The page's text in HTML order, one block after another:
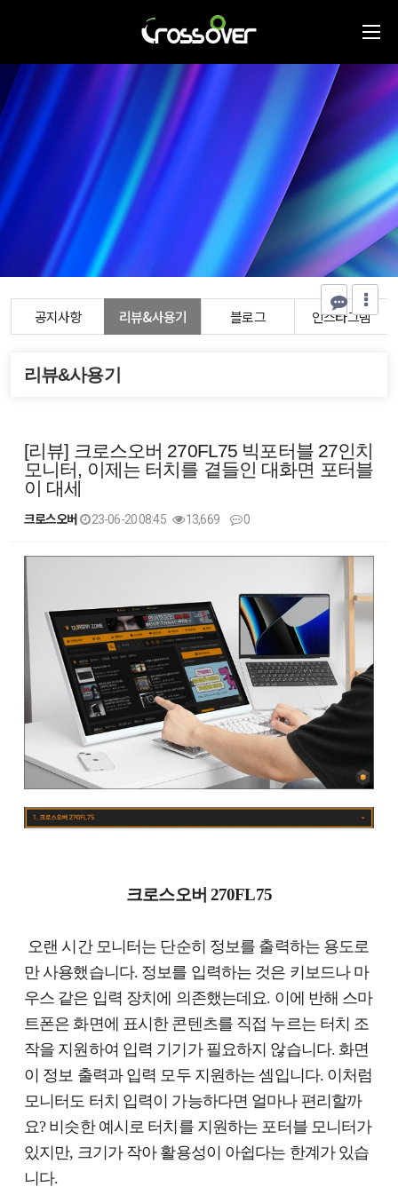
공지사항 리뷰&사용기 블로그 인스타그램
리뷰&사용기
[리뷰] 크로스오버 270FL75 빅포터블 27인치
모니터, 이제는 터치를 곁들인 대화면 포터블
이 대세
크로스오버 23-06-20 08:45 13,669 0
크로스오버 270FL75
오랜 시간 모니터는 단순히 정보를 출력하는 용도로
만 사용했습니다. 정보를 입력하는 것은 키보드나 마
우스 같은 입력 장치에 의존했는데요. 이에 반해 스마
트폰은 화면에 표시한 콘텐츠를 직접 누르는 터치 조
작을 지원하여 입력 기기가 필요하지 않습니다. 화면
이 정보 출력과 입력 모두 지원하는 셈입니다. 이처럼
모니터도 터치 입력이 가능하다면 얼마나 편리할까
요? 비슷한 예시로 터치를 지원하는 포터블 모니터가
있지만, 크기가 작아 활용성이 아쉽다는 한계가 있습
니다.